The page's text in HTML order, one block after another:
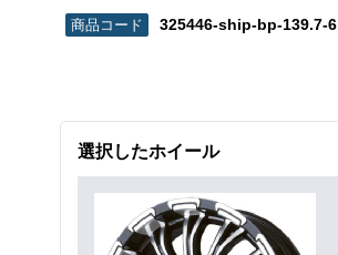
325446-ship-bp-139.7-6
選択したホイール